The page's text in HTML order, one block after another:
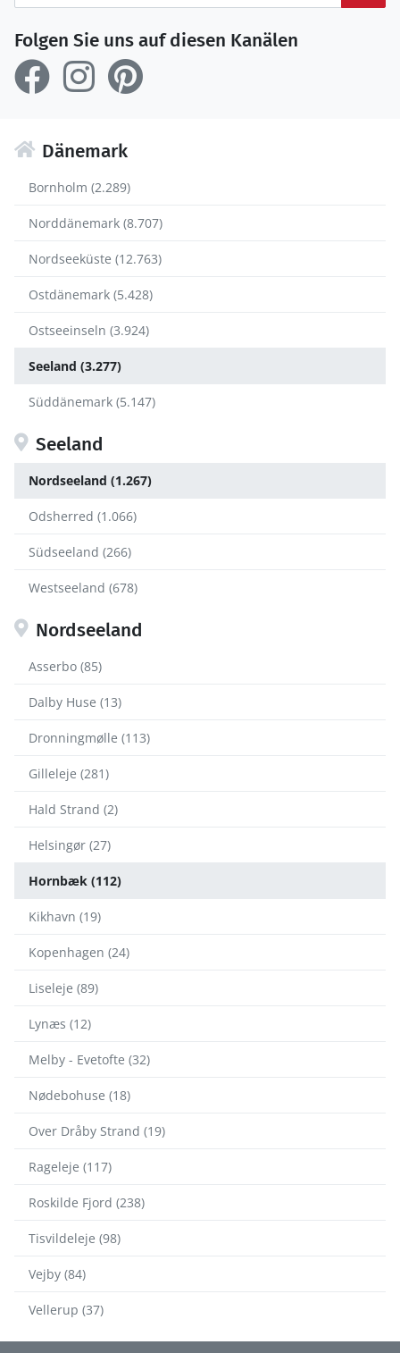
Folgen Sie uns auf diesen Kanälen
Dänemark
Bornholm (2.289)
Norddänemark (8.707)
Nordseeküste (12.763)
Ostdänemark (5.428)
Ostseeinseln (3.924)
Seeland (3.277)
Süddänemark (5.147)
Seeland
Nordseeland (1.267)
Odsherred (1.066)
Südseeland (266)
Westseeland (678)
Nordseeland
Asserbo (85)
Dalby Huse (13)
Dronningmølle (113)
Gilleleje (281)
Hald Strand (2)
Helsingør (27)
Hornbæk (112)
Kikhavn (19)
Kopenhagen (24)
Liseleje (89)
Lynæs (12)
Melby - Evetofte (32)
Nødebohuse (18)
Over Dråby Strand (19)
Rageleje (117)
Roskilde Fjord (238)
Tisvildeleje (98)
Vejby (84)
Vellerup (37)